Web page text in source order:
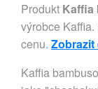
Produkt Kaffia
výrobce
cenu.
Kaffia